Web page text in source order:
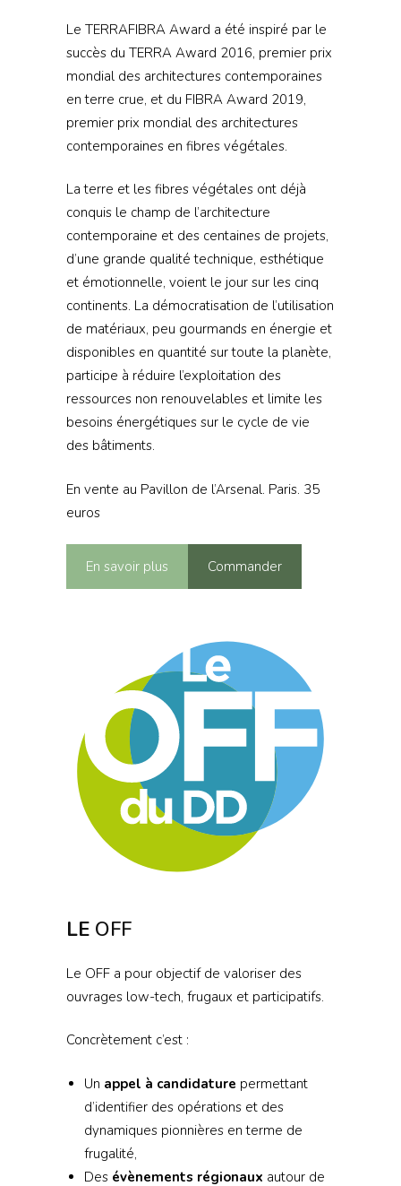
Le TERRAFIBRA Award a été inspiré par le
succès du TERRA Award 2016, premier prix
mondial des architectures contemporaines
en terre crue, et du FIBRA Award 2019,
premier prix mondial des architectures
contemporaines en fibres végétales.
La terre et les fibres végétales ont déjà
conquis le champ de l’architecture
contemporaine et des centaines de projets,
d’une grande qualité technique, esthétique
et émotionnelle, voient le jour sur les cinq
continents. La démocratisation de l’utilisation
de matériaux, peu gourmands en énergie et
disponibles en quantité sur toute la planète,
participe à réduire l’exploitation des
ressources non renouvelables et limite les
besoins énergétiques sur le cycle de vie
des bâtiments.
En vente au Pavillon de l’Arsenal. Paris. 35
euros
En savoir plus Commander
LE OFF
Le OFF a pour objectif de valoriser des
ouvrages low-tech, frugaux et participatifs.
Concrètement c’est :
Un appel à candidature permettant
d’identifier des opérations et des
dynamiques pionnières en terme de
frugalité,
Des évènements régionaux autour de